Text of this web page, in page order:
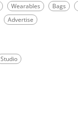
Wearables Bags
Advertise
Studio